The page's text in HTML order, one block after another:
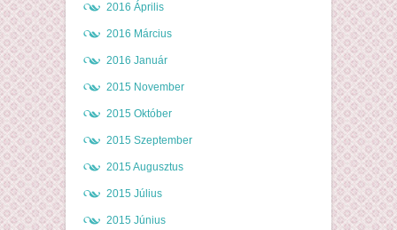
2016 Április
2016 Március
2016 Január
2015 November
2015 Október
2015 Szeptember
2015 Augusztus
2015 Július
2015 Június